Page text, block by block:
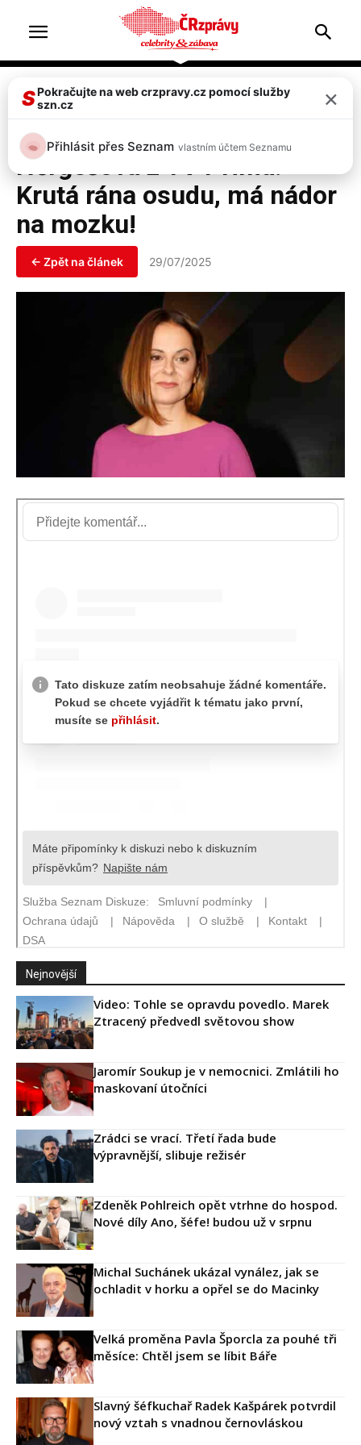
Celebrity
VIDEO: Moderátorka Laďka
Něrgešová z TV Prima:
Krutá rána osudu, má nádor
na mozku!
← Zpět na článek 29/07/2025
Nejnovější
Video: Tohle se opravdu povedlo. Marek
Ztracený předvedl světovou show
Jaromír Soukup je v nemocnici. Zmlátili ho
maskovaní útočníci
Zrádci se vrací. Třetí řada bude
výpravnější, slibuje režisér
Zdeněk Pohlreich opět vtrhne do hospod.
Nové díly Ano, šéfe! budou už v srpnu
Michal Suchánek ukázal vynález, jak se
ochladit v horku a opřel se do Macinky
Velká proměna Pavla Šporcla za pouhé tři
měsíce: Chtěl jsem se líbit Báře
Slavný šéfkuchař Radek Kašpárek potvrdil
nový vztah s vnadnou černovláskou
SPokračujte na web crzpravy.cz pomocí služby
szn.cz
×
Přihlásit přes Seznam vlastním účtem Seznamu